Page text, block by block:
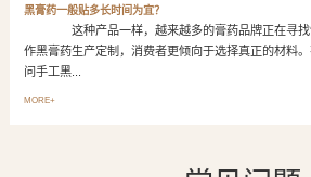
黑膏药一般贴多长时间为宜？
这种产品一样，越来越多的膏药品牌正在寻找
作黑膏药生产定制，消费者更倾向于选择真正的材料
问手工黑...
MORE+